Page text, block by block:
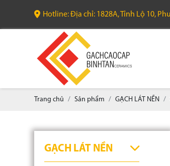
Hotline: Địa chỉ: 1828A, Tỉnh Lộ 10,
Trang chủ Sản phẩm GẠCH LÁT NỀN
GẠCH LÁT NỀN